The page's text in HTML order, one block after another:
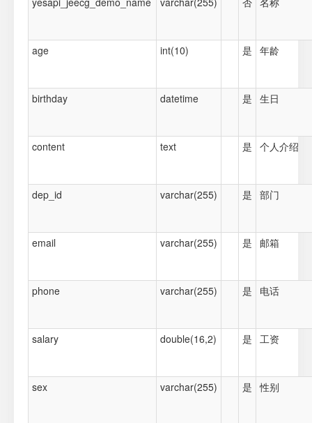
age int(10) 是 年龄
birthday datetime 是 生日
content text 是 个人介绍
dep_id varchar(255) 是 部门
email varchar(255) 是 邮箱
phone varchar(255) 是 电话
salary double(16,2) 是 工资
sex varchar(255) 是 性别